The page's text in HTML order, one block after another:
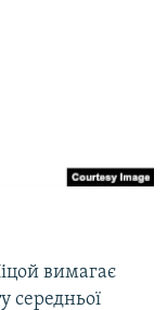
вимагає
середньої